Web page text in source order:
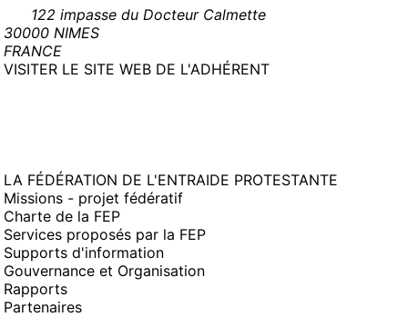
122 impasse du Docteur Calmette
30000 NIMES
FRANCE
VISITER LE SITE WEB DE L'ADHÉRENT(NOUVELLE
LA FÉDÉRATION DE L'ENTRAIDE PROTESTANTE
Missions - projet fédératif
Charte de la FEP
Services proposés par la FEP
Supports d'information
Gouvernance et Organisation
Rapports
Partenaires